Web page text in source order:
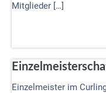
Mitglieder […]
Einzelmeister im